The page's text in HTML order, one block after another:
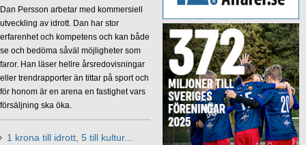
Dan Persson arbetar med kommersiell
utveckling av idrott. Dan har stor
erfarenhet och kompetens och kan både
se och bedöma såväl möjligheter som
faror. Han läser hellre årsredovisningar
eller trendrapporter än tittar på sport och
för honom är en arena en fastighet vars
försäljning ska öka.
1 krona till idrott, 5 till kultur...